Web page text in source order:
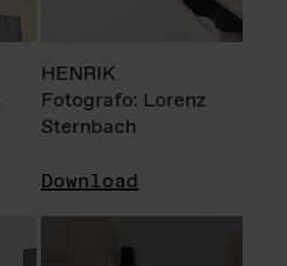
HENRIK
Fotografo: Lorenz
Sternbach
Download